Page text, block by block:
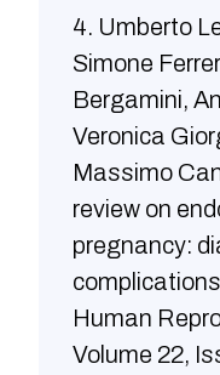
4. Umberto
Simone
Bergamini,
Veronica
Massimo
review on
pregnancy:
Human
Volume 22,